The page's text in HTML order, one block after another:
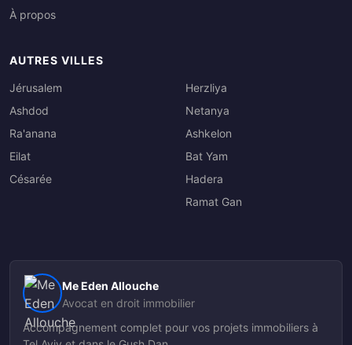
À propos
AUTRES VILLES
Jérusalem
Ashdod
Ra'anana
Eilat
Césarée
Herzliya
Netanya
Ashkelon
Bat Yam
Hadera
Ramat Gan
Me Eden Allouche
Avocat en droit immobilier
Accompagnement complet pour vos projets immobiliers à